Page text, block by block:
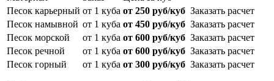
Песок карьерный от 1 куба от 250 руб/куб Заказать расчет
Песок намывной от 1 куба от 450 руб/куб Заказать расчет
Песок морской
от 1 куба от 600 руб/куб Заказать расчет
Песок речной
от 1 куба от 600 руб/куб Заказать расчет
Песок горный
от 1 куба от 300 руб/куб Заказать расчет